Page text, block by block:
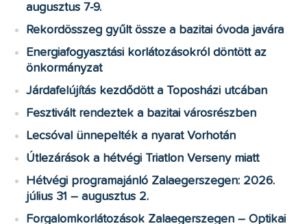
augusztus 7-9.
Rekordösszeg gyűlt össze a bazitai óvoda javára
Energiafogyasztási korlátozásokról döntött az
önkormányzat
Járdafelújítás kezdődött a Toposházi utcában
Fesztivált rendeztek a bazitai városrészben
Lecsóval ünnepelték a nyarat Vorhotán
Útlezárások a hétvégi Triatlon Verseny miatt
Hétvégi programajánló Zalaegerszegen: 2026.
július 31 – augusztus 2.
Forgalomkorlátozások Zalaegerszegen – Optikai